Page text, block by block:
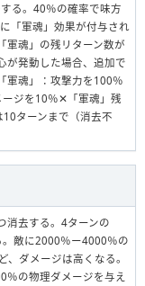
る。40％の確率で味方
「軍魂」効果が付与され
軍魂」の残リターン数が
が発動した場合、追加で
軍魂」：攻撃力を100％
ージを10％✕「軍魂」残
ターンまで（消去不
消去する。4ターンの
敵に2000％ー4000％の
ダメージは高くなる。
の物理ダメージを与え